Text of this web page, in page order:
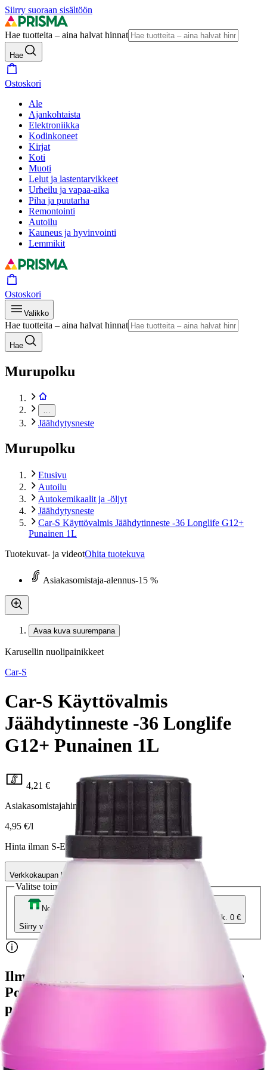
Siirry suoraan sisältöön
Hae tuotteita – aina halvat hinnat
Hae
Ostoskori
Ale
Ajankohtaista
Elektroniikka
Kodinkoneet
Kirjat
Koti
Muoti
Lelut ja lastentarvikkeet
Urheilu ja vapaa-aika
Piha ja puutarha
Remontointi
Autoilu
Kauneus ja hyvinvointi
Lemmikit
Ostoskori
Valikko
Hae tuotteita – aina halvat hinnat
Hae
Murupolku
Jäähdytysneste
Murupolku
Etusivu
Autoilu
Autokemikaalit ja -öljyt
Jäähdytysneste
Car-S Käyttövalmis Jäähdytinneste -36 Longlife G12+
Punainen 1L
Tuotekuvat- ja videotOhita tuotekuva
Asiakasomistaja-alennus-15 %
Avaa kuva suurempana
Karusellin nuolipainikkeet
Car-S
Car-S Käyttövalmis
Jäähdytinneste -36 Longlife
G12+ Punainen 1L
4,21 €
Asiakasomistajahinta
4,95 €/l
Hinta ilman S-Etukorttia:
Verkkokaupan hinta
Valitse toimitustapa
Nouto myymälästä
Siirry valitsemaan myymälä
Alk. 0 €
Ilmainen toimitus yli 100 €:n tilauksille
Postin pakettiautomaattiin tai
palvelupisteeseen!
Etu ei koske Suuri‑lisäpalvelulla toimitettavia tuotteita.